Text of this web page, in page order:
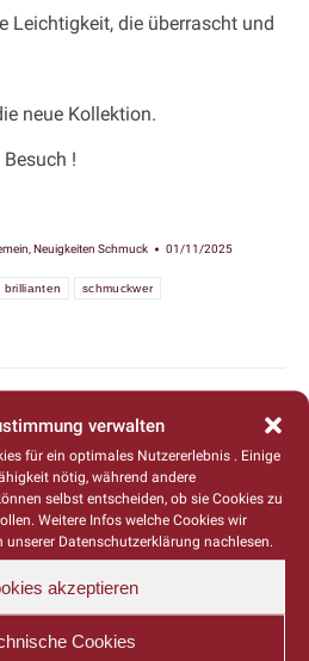
verwalten
für ein optimales Nutzererlebnis . Einige
nötig, während andere
selbst entscheiden, ob sie Cookies zu
Weitere Infos welche Cookies wir
unserer Datenschutzerklärung nachlesen.
akzeptieren
Cookies
Leichtigkeit, die überrascht und
neue Kollektion.
!
Neuigkeiten Schmuck 01/11/2025
brillianten schmuckwer
Next
post:
GLASSES